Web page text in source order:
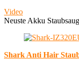
Video
Neuste Akku
Shark Anti Hair